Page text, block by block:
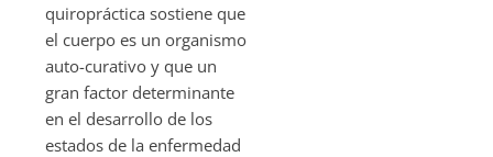
quiropráctica sostiene que
el cuerpo es un organismo
auto-curativo y que un
gran factor determinante
en el desarrollo de los
estados de la enfermedad